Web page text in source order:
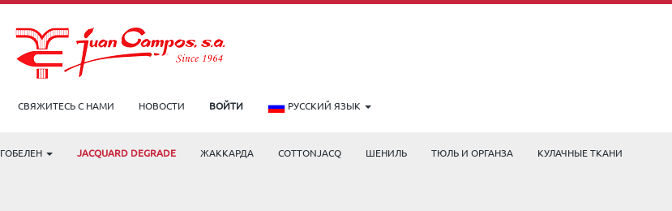
СВЯЖИТЕСЬ С НАМИ НОВОСТИ ВОЙТИ РУССКИЙ ЯЗЫК
ГОБЕЛЕН JACQUARD DEGRADE ЖАККАРДА COTTONJACQ ШЕНИЛЬ ТЮЛЬ И ОРГАНЗА КУЛАЧНЫЕ ТКАНИ